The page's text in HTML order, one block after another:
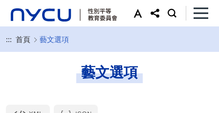
::: 首頁 藝文選項
藝文選項